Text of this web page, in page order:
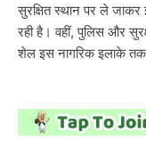
सुरक्षित स्थान पर ले
रही है। वहीं, पुलिस और
शेल इस नागरिक इलाके